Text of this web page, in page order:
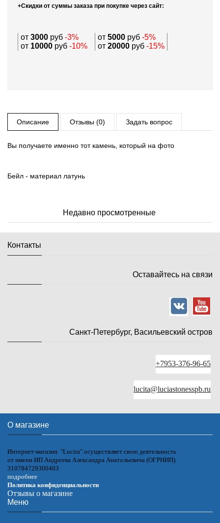
+Скидки от суммы заказа при покупке через сайт:
от 3000 руб -3% от 5000 руб -5%
от 10000 руб -10% от 20000 руб -15%
Описание Отзывы (0) Задать вопрос
Вы получаете именно тот камень, который на фото
Бейл - материал латунь
Недавно просмотренные
Контакты
Оставайтесь на связи
Санкт-Петербург, Васильевский остров
+7953-376-96-65
lucita@luciastonesspb.ru
О магазине
Интернет-магазин "Lucita" осуществляет свою деятельность
от имени ИП Андреева Александра Анатольевича (ОГРНИП)
310784729300403
подробнее
Политика конфиденциальности
Отзывы о магазине
Меню